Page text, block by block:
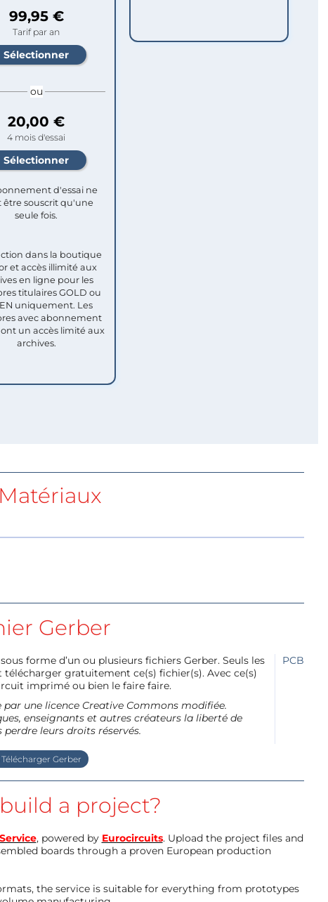
99,95 €
Tarif par an
ou
20,00 €
4 mois d'essai
d'essai ne
être souscrit qu'une
seule fois.​
dans la boutique
et accès illimité aux
en ligne pour les
titulaires GOLD ou
uniquement. Les
avec abonnement
un accès limité aux
archives.
Gerber
forme d’un ou plusieurs fichiers Gerber. Seuls les
gratuitement ce(s) fichier(s). Avec ce(s)
imprimé ou bien le faire faire.
une licence Creative Commons modifiée.
enseignants et autres créateurs la liberté de
perdre leurs droits réservés.
PCB
Télécharger Gerber
a project?
, powered by Eurocircuits. Upload the project files and
boards through a proven European production
the service is suitable for everything from prototypes